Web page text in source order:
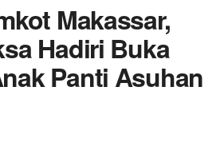
Makassar,
Hadiri Buka
Panti Asuhan